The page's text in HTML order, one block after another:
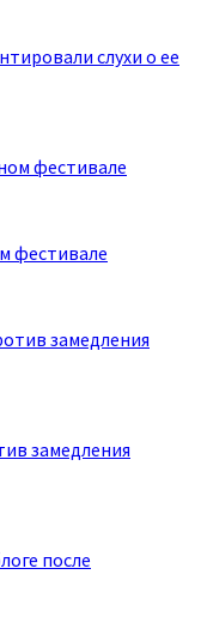
слухи о ее
фестивале
замедления